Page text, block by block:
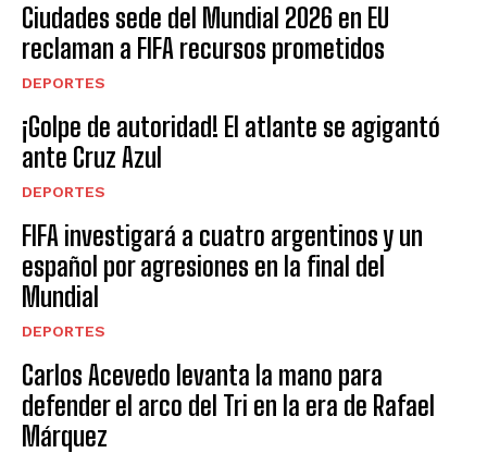
Ciudades sede del Mundial 2026 en EU
reclaman a FIFA recursos prometidos
DEPORTES
¡Golpe de autoridad! El atlante se agigantó
ante Cruz Azul
DEPORTES
FIFA investigará a cuatro argentinos y un
español por agresiones en la final del
Mundial
DEPORTES
Carlos Acevedo levanta la mano para
defender el arco del Tri en la era de Rafael
Márquez